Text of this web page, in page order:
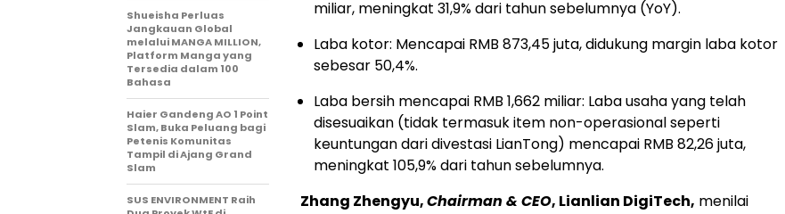
miliar, meningkat 31,9% dari tahun sebelumnya (YoY).
Laba kotor: Mencapai RMB 873,45 juta, didukung margin laba kotor
sebesar 50,4%.
Laba bersih mencapai RMB 1,662 miliar: Laba usaha yang telah
disesuaikan (tidak termasuk item non-operasional seperti
keuntungan dari divestasi LianTong) mencapai RMB 82,26 juta,
meningkat 105,9% dari tahun sebelumnya.
Zhang Zhengyu,Chairman & CEO, Lianlian DigiTech, menilai
Shueisha Perluas
Jangkauan Global
melalui MANGA MILLION,
Platform Manga yang
Tersedia dalam 100
Bahasa
Haier Gandeng AO 1 Point
Slam, Buka Peluang bagi
Petenis Komunitas
Tampil di Ajang Grand
Slam
SUS ENVIRONMENT Raih